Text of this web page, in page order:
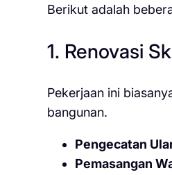
Berikut adalah
1. Renovasi
Pekerjaan ini
bangunan.
Pengecatan
Pemasangan